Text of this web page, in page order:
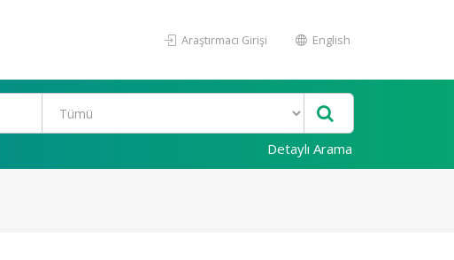
Araştırmacı Girişi English
Detaylı Arama